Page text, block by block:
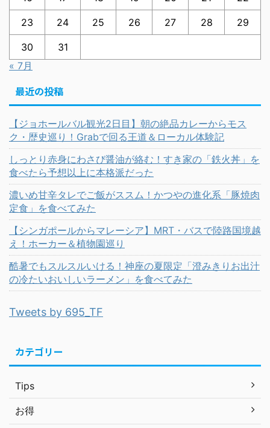
23 24 25 26 27 28 29
30
31
« 7月
最近の投稿
【ジョホールバル観光2日目】朝の絶品カレーからモス
ク・歴史巡り！Grabで回る王道＆ローカル体験記
しっとり赤身にわさび醤油が絡む！すき家の「鉄火丼」を
食べたら予想以上に本格派だった
濃いめ甘辛タレでご飯がススム！かつやの進化系「豚焼肉
定食」を食べてみた
【シンガポールからマレーシア】MRT・バスで陸路国境越
え！ホーカー＆植物園巡り
酷暑でもスルスルいける！神座の夏限定「澄みきりお出汁
の冷たいおいしいラーメン」を食べてみた
Tweets by 695_TF
カテゴリー
Tips
お得